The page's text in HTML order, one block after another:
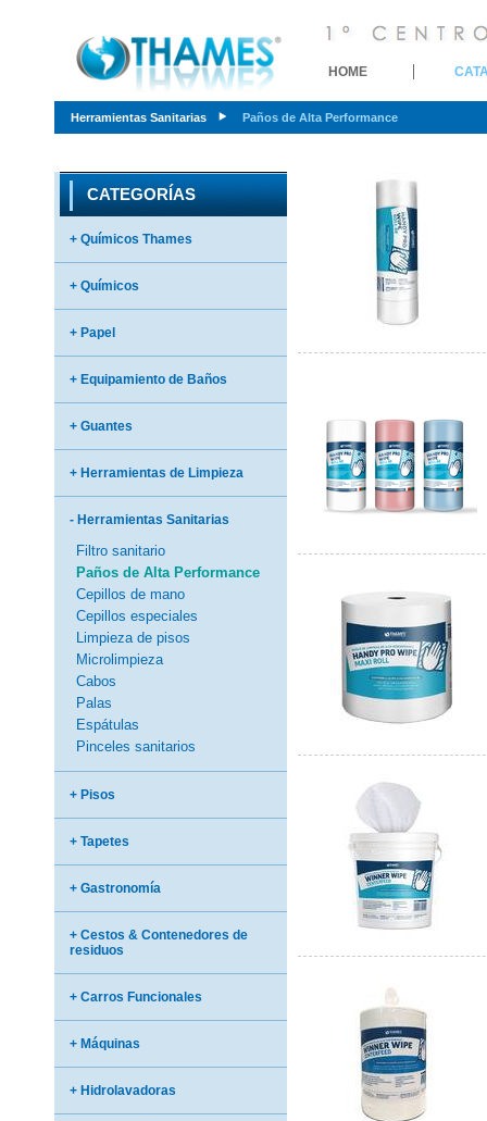
HOME
Herramientas Sanitarias Paños de Alta Performance
CATEGORÍAS
+ Químicos Thames
+ Químicos
+ Papel
+ Equipamiento de Baños
+ Guantes
+ Herramientas de Limpieza
- Herramientas Sanitarias
Filtro sanitario
Paños de Alta Performance
Cepillos de mano
Cepillos especiales
Limpieza de pisos
Microlimpieza
Cabos
Palas
Espátulas
Pinceles sanitarios
+ Pisos
+ Tapetes
+ Gastronomía
+ Cestos & Contenedores de
residuos
+ Carros Funcionales
+ Máquinas
+ Hidrolavadoras